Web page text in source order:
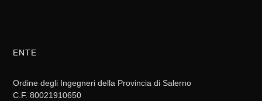
ENTE
Ordine degli Ingegneri della Provincia di Salerno
C.F. 80021910650